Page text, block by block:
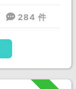
284 件